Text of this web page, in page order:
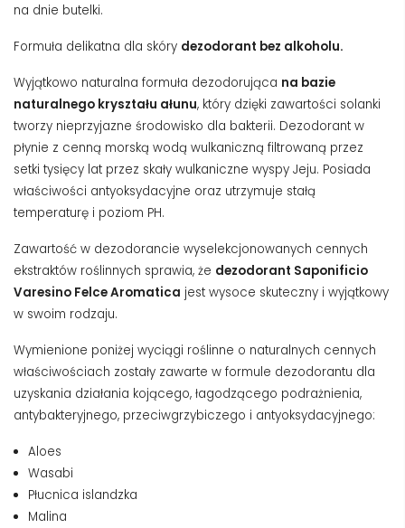
na dnie butelki.
Formuła delikatna dla skóry dezodorant bez alkoholu.
Wyjątkowo naturalna formuła dezodorująca na bazie
naturalnego kryształu ałunu, który dzięki zawartości solanki
tworzy nieprzyjazne środowisko dla bakterii. Dezodorant w
płynie z cenną morską wodą wulkaniczną filtrowaną przez
setki tysięcy lat przez skały wulkaniczne wyspy Jeju. Posiada
właściwości antyoksydacyjne oraz utrzymuje stałą
temperaturę i poziom PH.
Zawartość w dezodorancie wyselekcjonowanych cennych
ekstraktów roślinnych sprawia, że dezodorant Saponificio
Varesino Felce Aromatica jest wysoce skuteczny i wyjątkowy
w swoim rodzaju.
Wymienione poniżej wyciągi roślinne o naturalnych cennych
właściwościach zostały zawarte w formule dezodorantu dla
uzyskania działania kojącego, łagodzącego podrażnienia,
antybakteryjnego, przeciwgrzybiczego i antyoksydacyjnego:
Aloes
Wasabi
Płucnica islandzka
Malina